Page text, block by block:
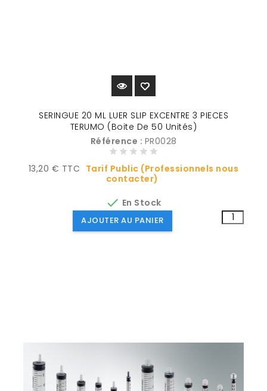
SERINGUE 20 ML LUER SLIP EXCENTRE 3 PIECES
TERUMO (Boite De 50 Unités)
Référence : PR0028
Prix
13,20 € TTC Tarif Public (Professionnels nous
contacter)
 En Stock
AJOUTER AU PANIER